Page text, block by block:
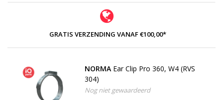
GRATIS VERZENDING VANAF €100,00*
NORMA Ear Clip Pro 360, W4 (RVS
304)
Nog niet gewaardeerd